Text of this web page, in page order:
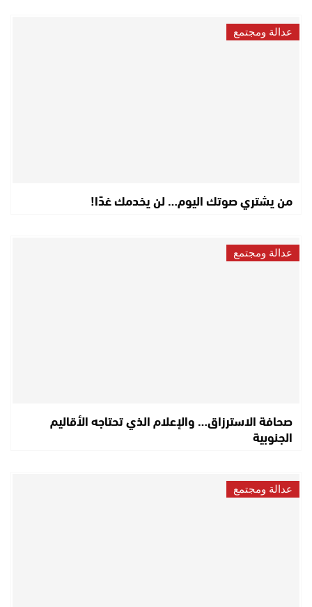
عدالة ومجتمع
من يشتري صوتك اليوم… لن يخدمك غدًا!
عدالة ومجتمع
صحافة الاسترزاق… والإعلام الذي تحتاجه الأقاليم
الجنوبية
عدالة ومجتمع